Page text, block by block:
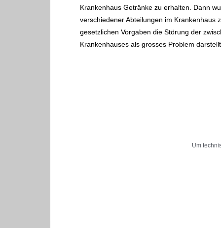
Krankenhaus Getränke zu erhalten. Dann
verschiedener Abteilungen im Krankenhaus
gesetzlichen Vorgaben die Störung der
Krankenhauses als grosses Problem
Um